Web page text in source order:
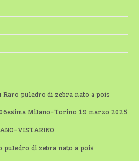
Raro puledro di zebra nato a pois
Milano-Torino 19 marzo 2025
VISTARINO
puledro di zebra nato a pois